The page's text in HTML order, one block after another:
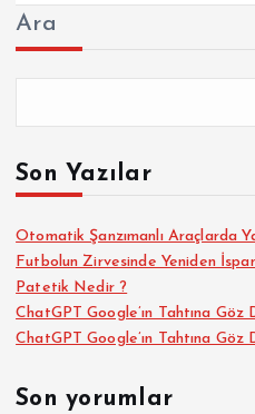
Ara
Son Yazılar
Otomatik Şanzımanlı Araçlarda
Futbolun Zirvesinde Yeniden
Patetik Nedir ?
ChatGPT Google’ın Tahtına Göz
ChatGPT Google’ın Tahtına Göz
Son yorumlar